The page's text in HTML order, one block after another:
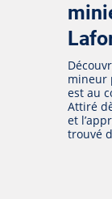
mineur
est au
Attiré
et
trouvé